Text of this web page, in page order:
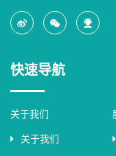
快速导航
关于我们
关于我们